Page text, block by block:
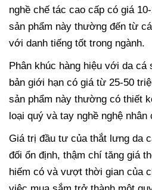
nghề chế tác cao cấp có giá
sản phẩm này thường đến từ
với danh tiếng tốt trong ngành.
Phân khúc hàng hiệu với da cá
bản giới hạn có giá từ 25-50
sản phẩm này thường có thiết
loại quý và tay nghề nghệ nhân
Giá trị đầu tư của thắt lưng da
đối ổn định, thậm chí tăng giá
hiếm có và vượt thời gian của